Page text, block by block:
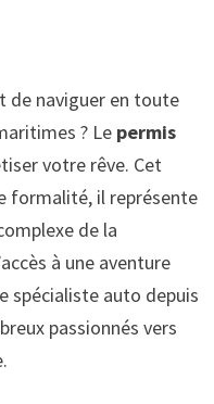
de naviguer en toute
? Lepermis
votre rêve. Cet
formalité, il représente
de la
à une aventure
spécialiste auto depuis
passionnés vers